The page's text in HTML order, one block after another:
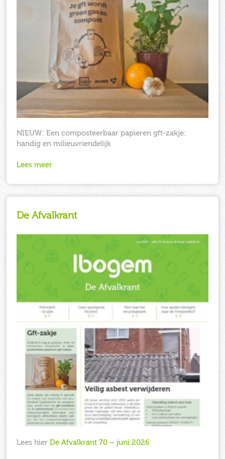
NIEUW: Een composteerbaar papieren gft-zakje:
handig en milieuvriendelijk
Lees meer
De Afvalkrant
Lees hierDe Afvalkrant 70 – juni 2026